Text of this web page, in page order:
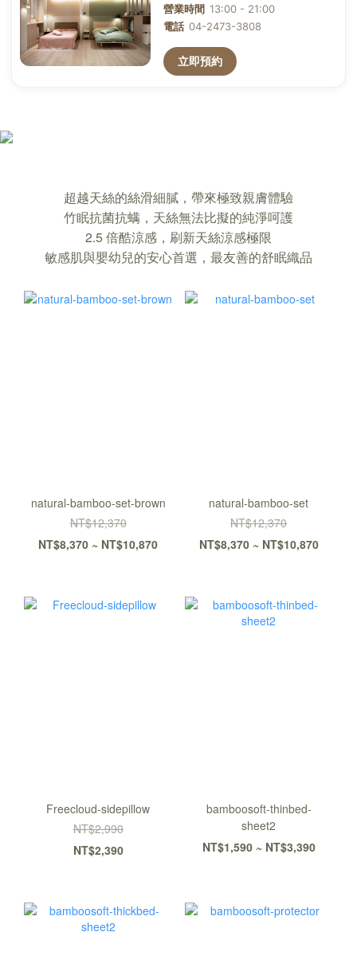
飾」｜超越天絲的舒適
超越天絲的絲滑細膩，帶來極致親膚體驗
竹眠抗菌抗螨，天絲無法比擬的純淨呵護
2.5 倍酷涼感，刷新天絲涼感極限
敏感肌與嬰幼兒的安心首選，最友善的舒眠織品
natural-bamboo-set-brown
NT$12,370
NT$8,370 ~ NT$10,870
natural-bamboo-set
NT$12,370
NT$8,370 ~ NT$10,870
Freecloud-sidepillow
NT$2,990
NT$2,390
bamboosoft-thinbed-
sheet2
NT$1,590 ~ NT$3,390